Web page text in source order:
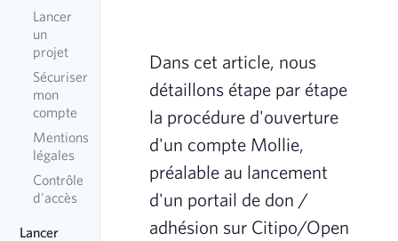
Lancer
un
projet
Sécuriser
mon
compte
Mentions
légales
Contrôle
d'accès
Lancer
Dans cet article, nous
détaillons étape par étape
la procédure d'ouverture
d'un compte Mollie,
préalable au lancement
d'un portail de don /
adhésion sur Citipo/Open